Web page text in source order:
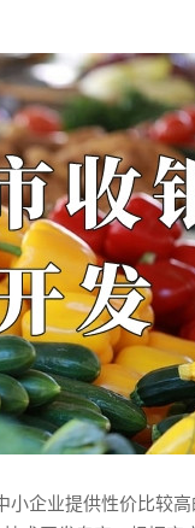
企业提供性价比较高